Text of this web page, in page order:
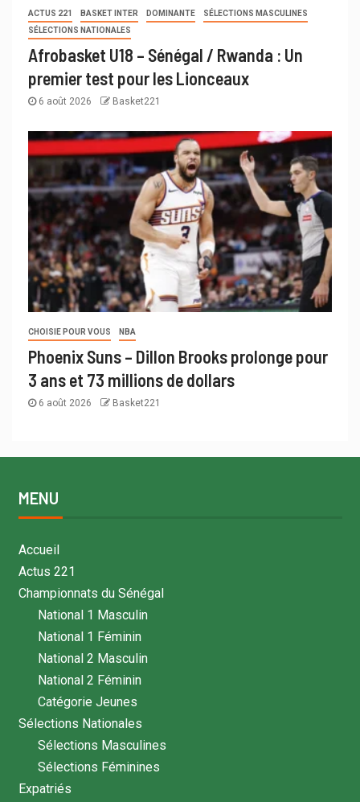
ACTUS 221 BASKET INTER DOMINANTE
SÉLECTIONS MASCULINES
SÉLECTIONS NATIONALES
Afrobasket U18 – Sénégal / Rwanda : Un
premier test pour les Lionceaux
6 août 2026 Basket221
CHOISIE POUR VOUS NBA
Phoenix Suns – Dillon Brooks prolonge pour
3 ans et 73 millions de dollars
6 août 2026 Basket221
MENU
Accueil
Actus 221
Championnats du Sénégal
National 1 Masculin
National 1 Féminin
National 2 Masculin
National 2 Féminin
Catégorie Jeunes
Sélections Nationales
Sélections Masculines
Sélections Féminines
Expatriés